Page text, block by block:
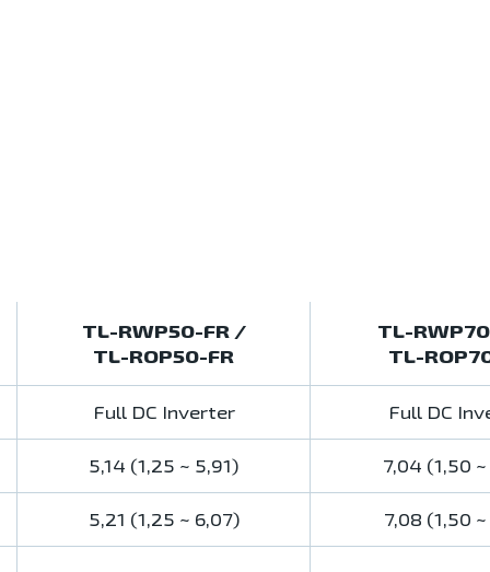
TL-RWP50-FR /
TL-ROP50-FR
TL-
TL-
Full DC Inverter Full DC
5,14 (1,25 ~ 5,91) 7,04 (1,50
5,21 (1,25 ~ 6,07) 7,08 (1,50